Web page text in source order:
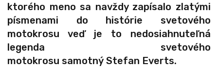
ktorého meno sa navždy zapísalo zlatými
písmenami do histórie svetového
motokrosu veď je to nedosiahnuteľná
legenda svetového
motokrosu samotný Stefan Everts.